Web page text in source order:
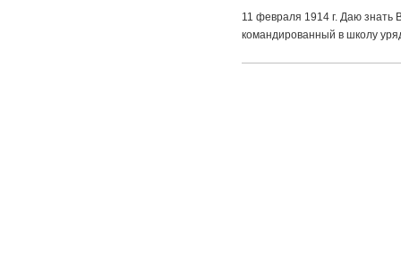
11 февраля 1914 г. Даю знать
командированный в школу